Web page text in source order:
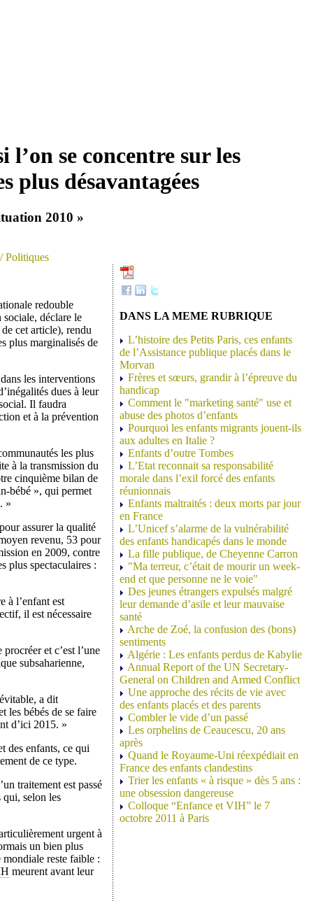
se concentre sur les
plus désavantagées
2010 »
/ Politiques
redouble
sociale, déclare le
cet article), rendu
plus marginalisés de
les interventions
dues à leur
Il faudra
et à la prévention
les plus
à la transmission du
cinquième bilan de
bébé », qui permet
»
assurer la qualité
revenu, 53 pour
en 2009, contre
plus spectaculaires :
à l’enfant est
il est nécessaire
et c’est l’une
subsaharienne,
a dit
les bébés de se faire
d’ici 2015. »
des enfants, ce qui
de ce type.
traitement est passé
selon les
urgent à
un bien plus
reste faible :
meurent avant leur
DANS LA MEME RUBRIQUE
L’histoire des Petits Paris, ces enfants
de l’Assistance publique placés dans le
Morvan
Frères et sœurs, grandir à l’épreuve du
handicap
Comment le "marketing santé" use et
abuse des photos d’enfants
Pourquoi les enfants migrants jouent-ils
aux adultes en Italie ?
Enfants d’outre Tombes
L’Etat reconnait sa responsabilité
morale dans l’exil forcé des enfants
réunionnais
Enfants maltraités : deux morts par jour
en France
L’Unicef s’alarme de la vulnérabilité
des enfants handicapés dans le monde
La fille publique, de Cheyenne Carron
"Ma terreur, c’était de mourir un week-
end et que personne ne le voie"
Des jeunes étrangers expulsés malgré
leur demande d’asile et leur mauvaise
santé
Arche de Zoé, la confusion des (bons)
sentiments
Algérie : Les enfants perdus de Kabylie
Annual Report of the UN Secretary-
General on Children and Armed Conflict
Une approche des récits de vie avec
des enfants placés et des parents
Combler le vide d’un passé
Les orphelins de Ceaucescu, 20 ans
après
Quand le Royaume-Uni réexpédiait en
France des enfants clandestins
Trier les enfants « à risque » dès 5 ans :
une obsession dangereuse
Colloque “Enfance et VIH” le 7
octobre 2011 à Paris